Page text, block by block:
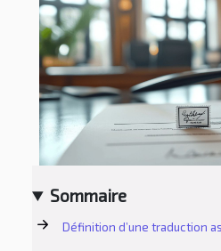
Sommaire
Définition d’une traduction